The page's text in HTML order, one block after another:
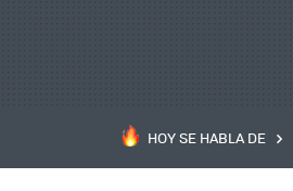
HOY SE HABLA DE